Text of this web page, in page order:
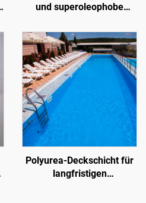
und superoleophobe
Verwendung mit
oder in anderen
Szenarien, bei denen
hydrophobe und
oleophobe Eigenschaften
erforderlich sind
Polyurea-Deckschicht für
langfristigen